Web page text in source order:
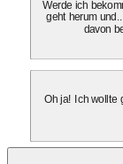
Werde ich
geht herum
davon
Oh ja! Ich wollte